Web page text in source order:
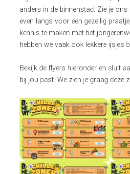
anders in de binnenstad. Zie je
even langs voor een gezellig
kennis te maken met het
hebben we vaak ook lekkere ijsjes
Bekijk de flyers hieronder en sluit
bij jou past. We zien je graag deze